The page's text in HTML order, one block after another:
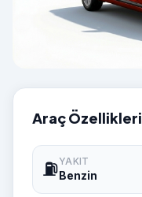
Araç Özellikleri
⛽YAKIT
Benzin